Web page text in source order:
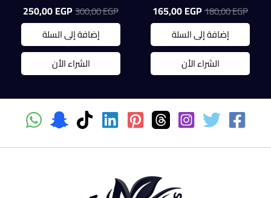
180,00EGP السعر
الأصلي
هو:
180,00 EGP.
165,00EGP
الحالي
165,00 EGP.
إضافة إلى السلة
الشراء الأن
300,00EGP السعر
الأصلي
هو:
300,00 EGP.
250,00EGP
EGP.
إضافة إلى السلة
الشراء الأن